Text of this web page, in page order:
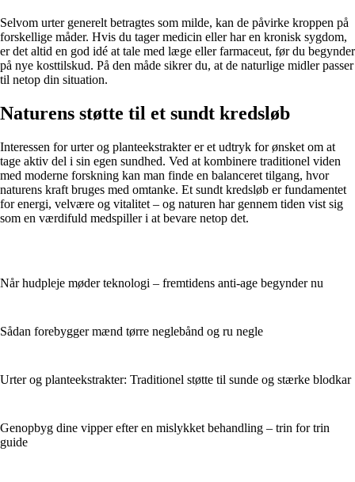
Selvom urter generelt betragtes som milde, kan de påvirke kroppen på
forskellige måder. Hvis du tager medicin eller har en kronisk sygdom,
er det altid en god idé at tale med læge eller farmaceut, før du begynder
på nye kosttilskud. På den måde sikrer du, at de naturlige midler passer
til netop din situation.
Naturens støtte til et sundt kredsløb
Interessen for urter og planteekstrakter er et udtryk for ønsket om at
tage aktiv del i sin egen sundhed. Ved at kombinere traditionel viden
med moderne forskning kan man finde en balanceret tilgang, hvor
naturens kraft bruges med omtanke. Et sundt kredsløb er fundamentet
for energi, velvære og vitalitet – og naturen har gennem tiden vist sig
som en værdifuld medspiller i at bevare netop det.
Når hudpleje møder teknologi – fremtidens anti-age begynder nu
Sådan forebygger mænd tørre neglebånd og ru negle
Urter og planteekstrakter: Traditionel støtte til sunde og stærke blodkar
Genopbyg dine vipper efter en mislykket behandling – trin for trin
guide